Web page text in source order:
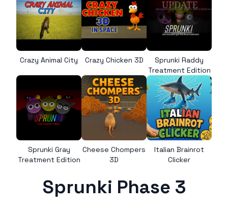
Crazy Animal City Crazy Chicken 3D
Sprunki Raddy
Treatment Edition
Sprunki Gray
Treatment Edition
Cheese Chompers
3D
Italian Brainrot
Clicker
Sprunki Phase 3